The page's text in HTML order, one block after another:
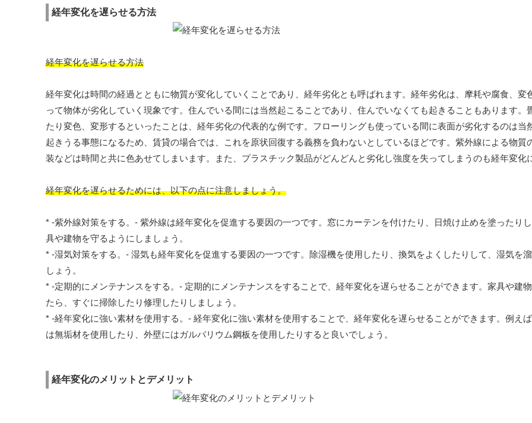
経年変化を遅らせる方法
経年変化を遅らせる方法
経年変化は時間の経過とともに物質が変化していくことであり、経年劣化とも呼ばれます。経年劣化は、摩耗や腐食、変
って物体が劣化していく現象です。住んでいる間には当然起こることであり、住んでいなくても起きることもあります。
たり変色、変形するといったことは、経年劣化の代表的な例です。フローリングも使っている間に表面が劣化するのは当
起きうる事態になるため、賃貸の場合では、これを原状回復する義務を負わないとしているほどです。紫外線による物質
装などは時間と共に色あせてしまいます。また、プラスチック製品がどんどんと劣化し強度を失ってしまうのも経年変化
経年変化を遅らせるためには、以下の点に注意しましょう。
* -紫外線対策をする。- 紫外線は経年変化を促進する要因の一つです。窓にカーテンを付けたり、日焼け止めを塗ったり
具や建物を守るようにしましょう。
* -湿気対策をする。- 湿気も経年変化を促進する要因の一つです。除湿機を使用したり、換気をよくしたりして、湿気を
しょう。
* -定期的にメンテナンスをする。- 定期的にメンテナンスをすることで、経年変化を遅らせることができます。家具や建
たら、すぐに掃除したり修理したりしましょう。
* -経年変化に強い素材を使用する。- 経年変化に強い素材を使用することで、経年変化を遅らせることができます。例え
は無垢材を使用したり、外壁にはガルバリウム鋼板を使用したりすると良いでしょう。
経年変化のメリットとデメリット